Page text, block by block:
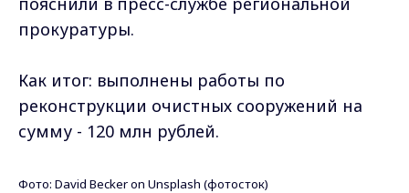
прокуратуры.
Как итог: выполнены работы по
реконструкции очистных сооружений на
сумму - 120 млн рублей.
Фото: David Beckeron Unsplash (фотосток)